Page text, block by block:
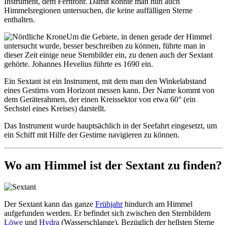
Himmelsregionen untersuchen, die keine auffälligen Sterne
enthalten.
Um die Gebiete, in denen gerade der Himmel
untersucht wurde, besser beschreiben zu können, führte man in
dieser Zeit einige neue Sternbilder ein, zu denen auch der Sextant
gehörte. Johannes Hevelius führte es 1690 ein.
Ein Sextant ist ein Instrument, mit dem man den Winkelabstand
eines Gestirns vom Horizont messen kann. Der Name kommt von
dem Geräterahmen, der einen Kreissektor von etwa 60° (ein
Sechstel eines Kreises) darstellt.
Das Instrument wurde hauptsächlich in der Seefahrt eingesetzt, um
ein Schiff mit Hilfe der Gestirne navigieren zu können.
Wo am Himmel ist der Sextant zu finden?
Der Sextant kann das ganze Frühjahrhindurch am Himmel
aufgefunden werden. Er befindet sich zwischen den Sternbildern
Löwe und Hydra (Wasserschlange). Bezüglich der hellsten Sterne